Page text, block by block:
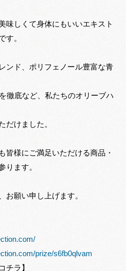
味しくて身体にもいいエキスト
す。
ンド、ポリフェノール豊富な青
徹底など、私たちのオリーブハ
だけました。
皆様にご満足いただける商品・
ります。
お願い申し上げます。
prize/s6fb0qlvam
チラ】